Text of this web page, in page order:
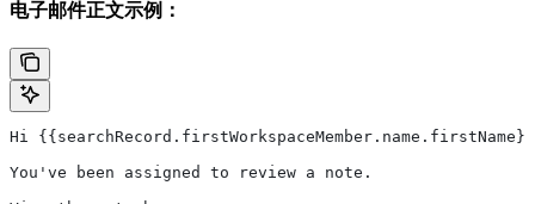
电子邮件正文示例：
Hi
You've been assigned to review a note.